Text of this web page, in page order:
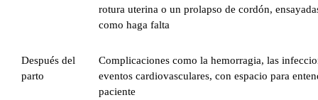
rotura uterina o un prolapso de cordón,
como haga falta
Después del
parto
Complicaciones como la hemorragia, las
eventos cardiovasculares, con espacio para
paciente